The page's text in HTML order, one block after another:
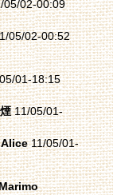
05/02-00:09
05/02-00:52
01-18:15
11/05/01-
Alice11/05/01-